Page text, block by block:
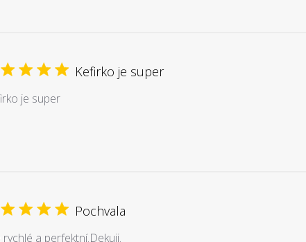
Kefirko je super
je super
Pochvala
rychlé a perfektní.Dekuji.